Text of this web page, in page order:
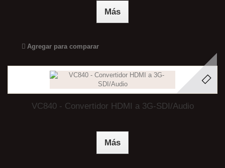
Más
Agregar para comparar
VC840 - Convertidor HDMI a 3G-SDI/Audio
Más